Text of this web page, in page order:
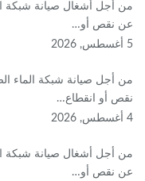
من أجل أشغال صيانة شبكة
عن نقص أو…
5 أغسطس, 2026
من أجل صيانة شبكة الماء
نقص أو انقطاع…
4 أغسطس, 2026
من أجل أشغال صيانة شبكة
عن نقص أو…